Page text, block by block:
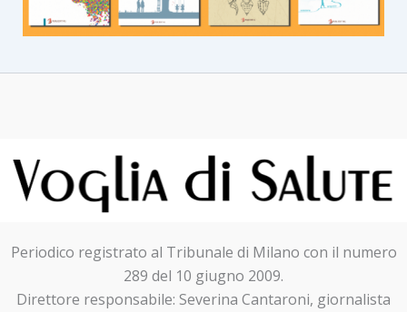
Periodico registrato al Tribunale di Milano con il numero
289 del 10 giugno 2009.
Direttore responsabile: Severina Cantaroni, giornalista